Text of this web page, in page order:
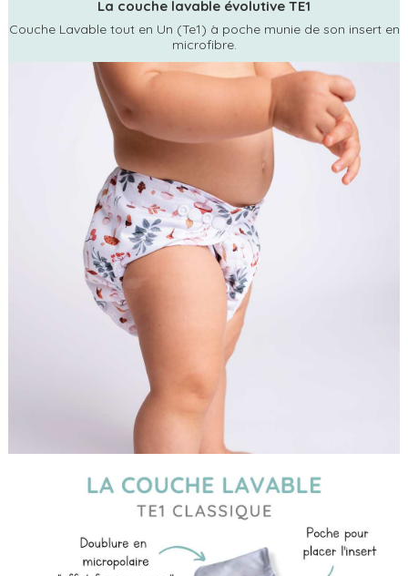
La couche lavable évolutive TE1
Couche Lavable tout en Un (Te1) à poche munie de son insert en
microfibre.